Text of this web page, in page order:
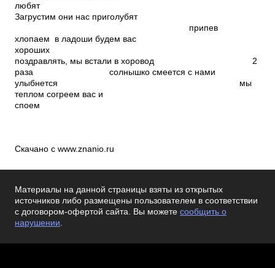
любят
Загрустим они нас приголубят
хлопаем в ладоши будем вас
хороших
поздравлять, мы встали в хоровод 2
раза солнышко смеется с нами
улыбнется мы
теплом согреем вас и
Скачано с www.znanio.ru
Материалы на данной страницы взяты из открытых
источников либо размещены пользователем в соответствии
с договором-офертой сайта. Вы можете сообщить о
нарушении.